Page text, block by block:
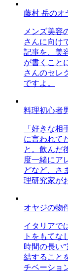
藤村 岳のオ
メンズ美容
さんに向け
記事を、美
が書くこと
さんのセレ
ですよ。
料理初心者
「好きな
に言われて
と。飲んだ
度一緒にア
どなど、さ
理研究家が
オヤジの物
イタリアで
トをもてな
時間の長い
結すること
チベーショ